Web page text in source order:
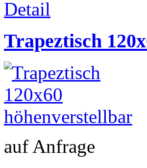
Detail
Trapeztisch
auf Anfrage